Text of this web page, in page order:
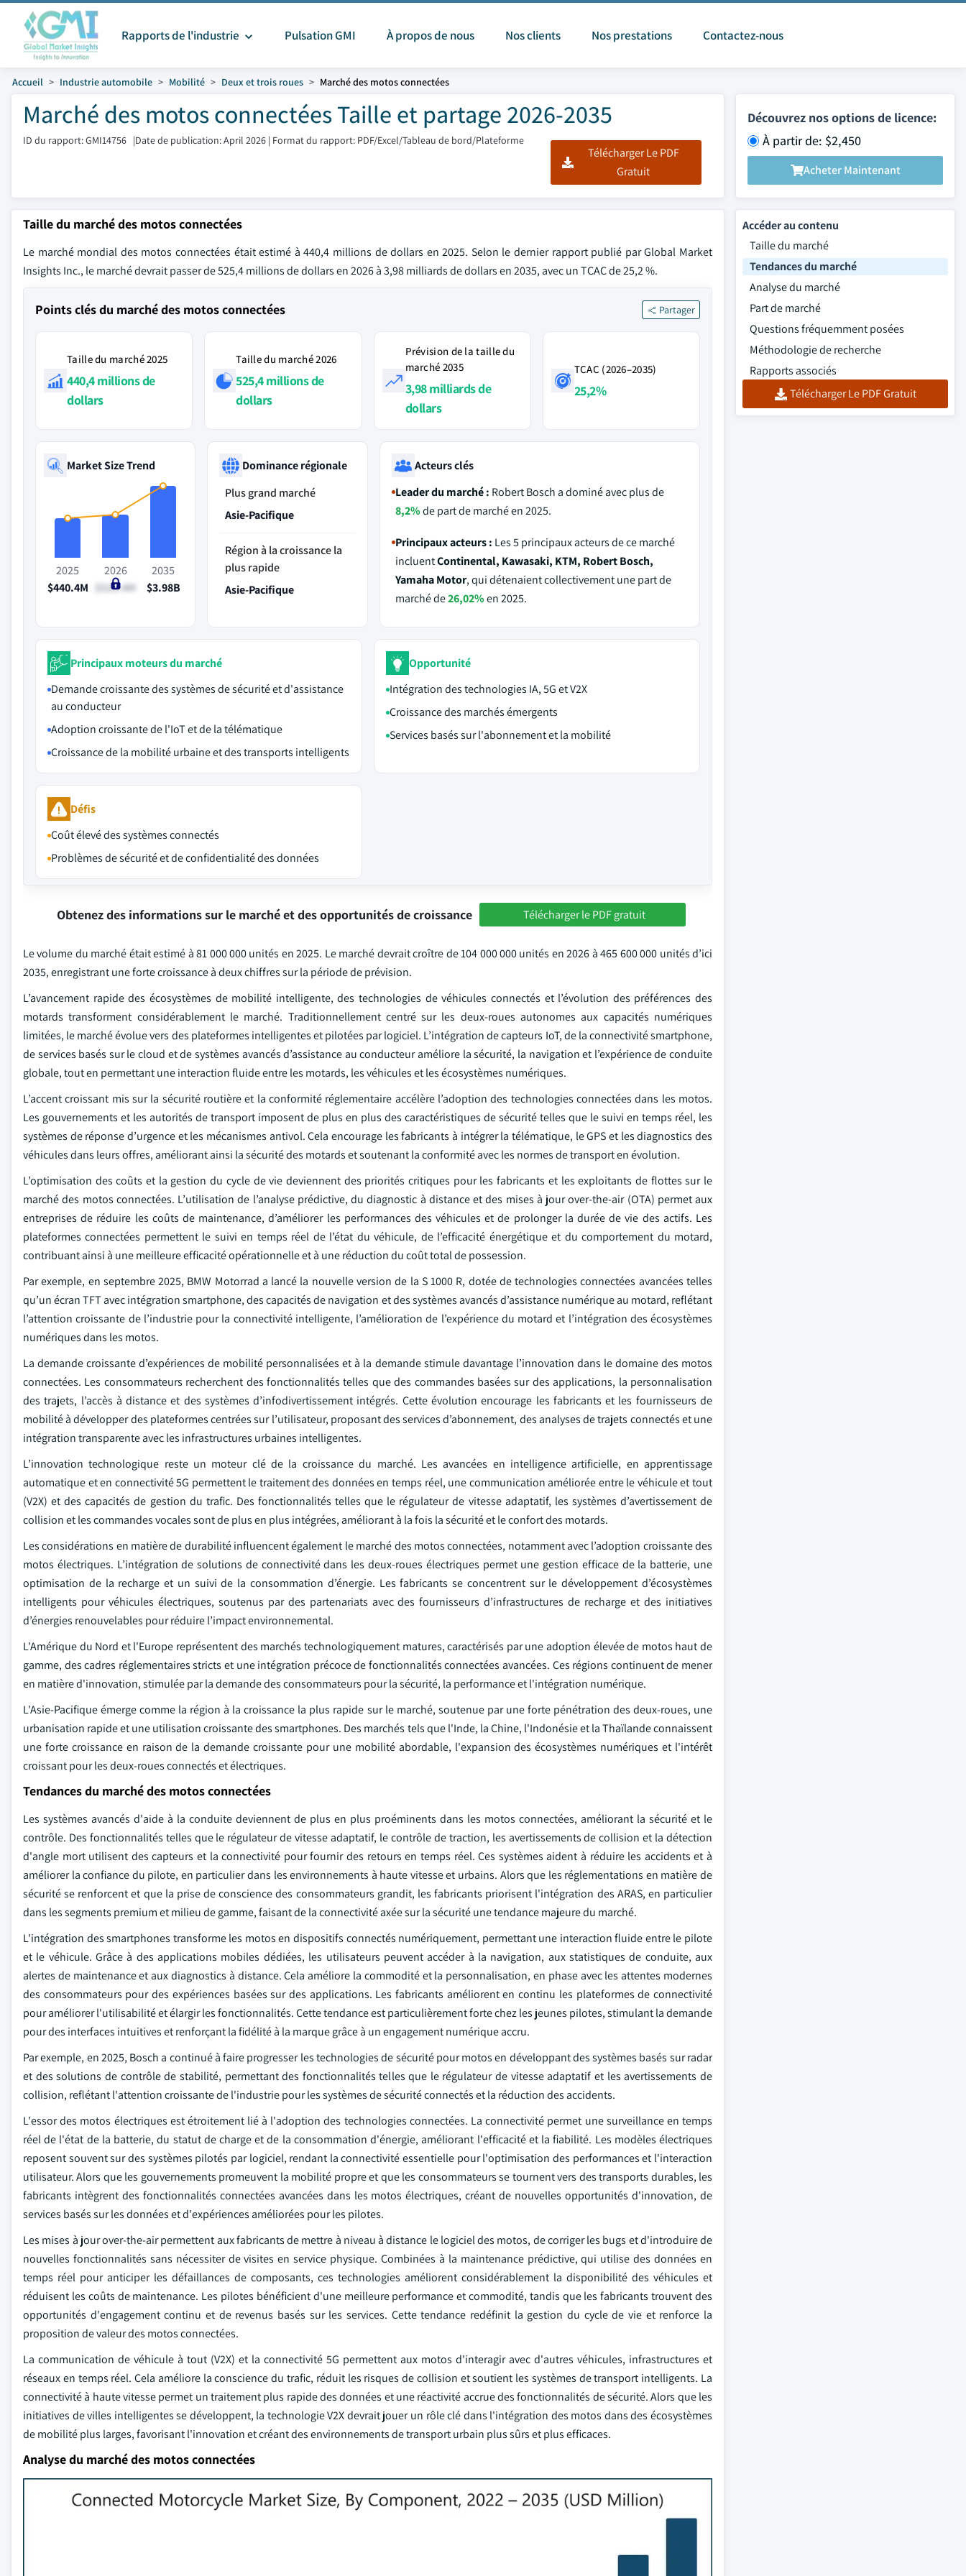
Rapports de l'industrie Pulsation GMI À propos de nous Nos clients Nos prestations Contactez-nous
Accueil Industrie automobile Mobilité Deux et trois roues Marché des motos connectées
Marché des motos connectées Taille et partage 2026-2035
ID du rapport: GMI14756 |Date de publication: April 2026 | Format du rapport: PDF/Excel/Tableau de bord/Plateforme
Télécharger Le PDF
Gratuit
Découvrez nos options de licence:
À partir de: $2,450
Acheter Maintenant
Taille du marché des motos connectées
Le marché mondial des motos connectées était estimé à 440,4 millions de dollars en 2025. Selon le dernier rapport publié par Global Market
Insights Inc., le marché devrait passer de 525,4 millions de dollars en 2026 à 3,98 milliards de dollars en 2035, avec un TCAC de 25,2 %.
Points clés du marché des motos connectées Partager
Taille du marché 2025
440,4 millions de
dollars
Taille du marché 2026
525,4 millions de
dollars
Prévision de la taille du
marché 2035
3,98 milliards de
dollars
TCAC (2026–2035)
25,2%
Market Size Trend
2025
$440.4M
2026
$525.4M
2035
$3.98B
Dominance régionale
Plus grand marché
Asie-Pacifique
Région à la croissance la
plus rapide
Asie-Pacifique
Acteurs clés
Leader du marché : Robert Bosch a dominé avec plus de
8,2%de part de marché en 2025.
Principaux acteurs : Les 5 principaux acteurs de ce marché
incluentContinental, Kawasaki, KTM, Robert Bosch,
Yamaha Motor, qui détenaient collectivement une part de
marché de26,02%en 2025.
Principaux moteurs du marché
Demande croissante des systèmes de sécurité et d'assistance
au conducteur
Adoption croissante de l'IoT et de la télématique
Croissance de la mobilité urbaine et des transports intelligents
Opportunité
Intégration des technologies IA, 5G et V2X
Croissance des marchés émergents
Services basés sur l'abonnement et la mobilité
Défis
Coût élevé des systèmes connectés
Problèmes de sécurité et de confidentialité des données
Obtenez des informations sur le marché et des opportunités de croissance Télécharger le PDF gratuit
Le volume du marché était estimé à 81 000 000 unités en 2025. Le marché devrait croître de 104 000 000 unités en 2026 à 465 600 000 unités d’ici
2035, enregistrant une forte croissance à deux chiffres sur la période de prévision.
L’avancement rapide des écosystèmes de mobilité intelligente, des technologies de véhicules connectés et l’évolution des préférences des
motards transforment considérablement le marché. Traditionnellement centré sur les deux-roues autonomes aux capacités numériques
limitées, le marché évolue vers des plateformes intelligentes et pilotées par logiciel. L’intégration de capteurs IoT, de la connectivité smartphone,
de services basés sur le cloud et de systèmes avancés d’assistance au conducteur améliore la sécurité, la navigation et l’expérience de conduite
globale, tout en permettant une interaction fluide entre les motards, les véhicules et les écosystèmes numériques.
L’accent croissant mis sur la sécurité routière et la conformité réglementaire accélère l’adoption des technologies connectées dans les motos.
Les gouvernements et les autorités de transport imposent de plus en plus des caractéristiques de sécurité telles que le suivi en temps réel, les
systèmes de réponse d’urgence et les mécanismes antivol. Cela encourage les fabricants à intégrer la télématique, le GPS et les diagnostics des
véhicules dans leurs offres, améliorant ainsi la sécurité des motards et soutenant la conformité avec les normes de transport en évolution.
L’optimisation des coûts et la gestion du cycle de vie deviennent des priorités critiques pour les fabricants et les exploitants de flottes sur le
marché des motos connectées. L’utilisation de l’analyse prédictive, du diagnostic à distance et des mises à jour over-the-air (OTA) permet aux
entreprises de réduire les coûts de maintenance, d’améliorer les performances des véhicules et de prolonger la durée de vie des actifs. Les
plateformes connectées permettent le suivi en temps réel de l’état du véhicule, de l’efficacité énergétique et du comportement du motard,
contribuant ainsi à une meilleure efficacité opérationnelle et à une réduction du coût total de possession.
Par exemple, en septembre 2025, BMW Motorrad a lancé la nouvelle version de la S 1000 R, dotée de technologies connectées avancées telles
qu’un écran TFT avec intégration smartphone, des capacités de navigation et des systèmes avancés d’assistance numérique au motard, reflétant
l’attention croissante de l’industrie pour la connectivité intelligente, l’amélioration de l’expérience du motard et l’intégration des écosystèmes
numériques dans les motos.
La demande croissante d’expériences de mobilité personnalisées et à la demande stimule davantage l’innovation dans le domaine des motos
connectées. Les consommateurs recherchent des fonctionnalités telles que des commandes basées sur des applications, la personnalisation
des trajets, l’accès à distance et des systèmes d’infodivertissement intégrés. Cette évolution encourage les fabricants et les fournisseurs de
mobilité à développer des plateformes centrées sur l’utilisateur, proposant des services d’abonnement, des analyses de trajets connectés et une
intégration transparente avec les infrastructures urbaines intelligentes.
L’innovation technologique reste un moteur clé de la croissance du marché. Les avancées en intelligence artificielle, en apprentissage
automatique et en connectivité 5G permettent le traitement des données en temps réel, une communication améliorée entre le véhicule et tout
(V2X) et des capacités de gestion du trafic. Des fonctionnalités telles que le régulateur de vitesse adaptatif, les systèmes d’avertissement de
collision et les commandes vocales sont de plus en plus intégrées, améliorant à la fois la sécurité et le confort des motards.
Les considérations en matière de durabilité influencent également le marché des motos connectées, notamment avec l’adoption croissante des
motos électriques. L’intégration de solutions de connectivité dans les deux-roues électriques permet une gestion efficace de la batterie, une
optimisation de la recharge et un suivi de la consommation d’énergie. Les fabricants se concentrent sur le développement d’écosystèmes
intelligents pour véhicules électriques, soutenus par des partenariats avec des fournisseurs d’infrastructures de recharge et des initiatives
d’énergies renouvelables pour réduire l’impact environnemental.
L'Amérique du Nord et l'Europe représentent des marchés technologiquement matures, caractérisés par une adoption élevée de motos haut de
gamme, des cadres réglementaires stricts et une intégration précoce de fonctionnalités connectées avancées. Ces régions continuent de mener
en matière d'innovation, stimulée par la demande des consommateurs pour la sécurité, la performance et l'intégration numérique.
L'Asie-Pacifique émerge comme la région à la croissance la plus rapide sur le marché, soutenue par une forte pénétration des deux-roues, une
urbanisation rapide et une utilisation croissante des smartphones. Des marchés tels que l'Inde, la Chine, l'Indonésie et la Thaïlande connaissent
une forte croissance en raison de la demande croissante pour une mobilité abordable, l'expansion des écosystèmes numériques et l'intérêt
croissant pour les deux-roues connectés et électriques.
Tendances du marché des motos connectées
Les systèmes avancés d'aide à la conduite deviennent de plus en plus proéminents dans les motos connectées, améliorant la sécurité et le
contrôle. Des fonctionnalités telles que le régulateur de vitesse adaptatif, le contrôle de traction, les avertissements de collision et la détection
d'angle mort utilisent des capteurs et la connectivité pour fournir des retours en temps réel. Ces systèmes aident à réduire les accidents et à
améliorer la confiance du pilote, en particulier dans les environnements à haute vitesse et urbains. Alors que les réglementations en matière de
sécurité se renforcent et que la prise de conscience des consommateurs grandit, les fabricants priorisent l'intégration des ARAS, en particulier
dans les segments premium et milieu de gamme, faisant de la connectivité axée sur la sécurité une tendance majeure du marché.
L'intégration des smartphones transforme les motos en dispositifs connectés numériquement, permettant une interaction fluide entre le pilote
et le véhicule. Grâce à des applications mobiles dédiées, les utilisateurs peuvent accéder à la navigation, aux statistiques de conduite, aux
alertes de maintenance et aux diagnostics à distance. Cela améliore la commodité et la personnalisation, en phase avec les attentes modernes
des consommateurs pour des expériences basées sur des applications. Les fabricants améliorent en continu les plateformes de connectivité
pour améliorer l'utilisabilité et élargir les fonctionnalités. Cette tendance est particulièrement forte chez les jeunes pilotes, stimulant la demande
pour des interfaces intuitives et renforçant la fidélité à la marque grâce à un engagement numérique accru.
Par exemple, en 2025, Bosch a continué à faire progresser les technologies de sécurité pour motos en développant des systèmes basés sur radar
et des solutions de contrôle de stabilité, permettant des fonctionnalités telles que le régulateur de vitesse adaptatif et les avertissements de
collision, reflétant l'attention croissante de l'industrie pour les systèmes de sécurité connectés et la réduction des accidents.
L'essor des motos électriques est étroitement lié à l'adoption des technologies connectées. La connectivité permet une surveillance en temps
réel de l'état de la batterie, du statut de charge et de la consommation d'énergie, améliorant l'efficacité et la fiabilité. Les modèles électriques
reposent souvent sur des systèmes pilotés par logiciel, rendant la connectivité essentielle pour l'optimisation des performances et l'interaction
utilisateur. Alors que les gouvernements promeuvent la mobilité propre et que les consommateurs se tournent vers des transports durables, les
fabricants intègrent des fonctionnalités connectées avancées dans les motos électriques, créant de nouvelles opportunités d'innovation, de
services basés sur les données et d'expériences améliorées pour les pilotes.
Les mises à jour over-the-air permettent aux fabricants de mettre à niveau à distance le logiciel des motos, de corriger les bugs et d'introduire de
nouvelles fonctionnalités sans nécessiter de visites en service physique. Combinées à la maintenance prédictive, qui utilise des données en
temps réel pour anticiper les défaillances de composants, ces technologies améliorent considérablement la disponibilité des véhicules et
réduisent les coûts de maintenance. Les pilotes bénéficient d'une meilleure performance et commodité, tandis que les fabricants trouvent des
opportunités d'engagement continu et de revenus basés sur les services. Cette tendance redéfinit la gestion du cycle de vie et renforce la
proposition de valeur des motos connectées.
La communication de véhicule à tout (V2X) et la connectivité 5G permettent aux motos d'interagir avec d'autres véhicules, infrastructures et
réseaux en temps réel. Cela améliore la conscience du trafic, réduit les risques de collision et soutient les systèmes de transport intelligents. La
connectivité à haute vitesse permet un traitement plus rapide des données et une réactivité accrue des fonctionnalités de sécurité. Alors que les
initiatives de villes intelligentes se développent, la technologie V2X devrait jouer un rôle clé dans l'intégration des motos dans des écosystèmes
de mobilité plus larges, favorisant l'innovation et créant des environnements de transport urbain plus sûrs et plus efficaces.
Analyse du marché des motos connectées
Accéder au contenu
Taille du marché
Tendances du marché
Analyse du marché
Part de marché
Questions fréquemment posées
Méthodologie de recherche
Rapports associés
Télécharger Le PDF Gratuit